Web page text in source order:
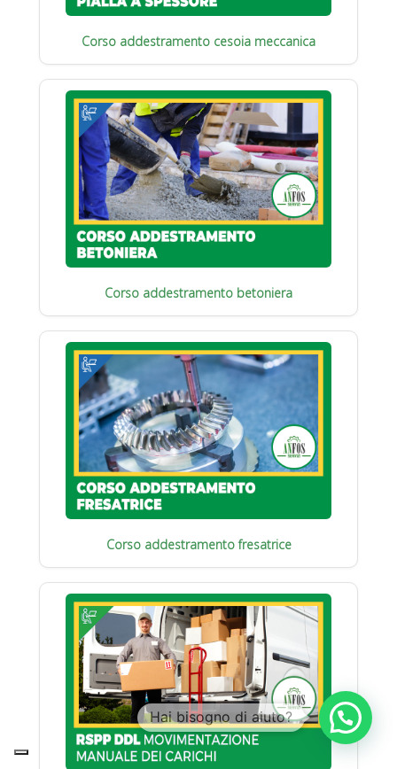
Corso addestramento cesoia meccanica
Corso addestramento betoniera
Corso addestramento fresatrice